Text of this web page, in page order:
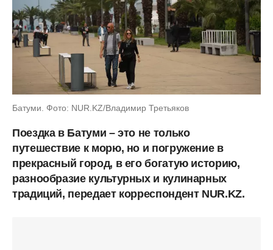
Батуми. Фото: NUR.KZ/Владимир Третьяков
Поездка в Батуми – это не только
путешествие к морю, но и погружение в
прекрасный город, в его богатую историю,
разнообразие культурных и кулинарных
традиций, передает корреспондент NUR.KZ.